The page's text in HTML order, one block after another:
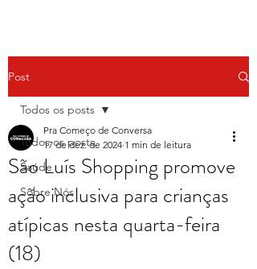
Post
Todos os posts
Saúde
Sobre Nós
Todos os posts
São Luís Shopping promove
ação inclusiva para crianças
atípicas nesta quarta-feira
(18)
Pra Começo de Conversa
17 de dez. de 2024 1 min de leitura